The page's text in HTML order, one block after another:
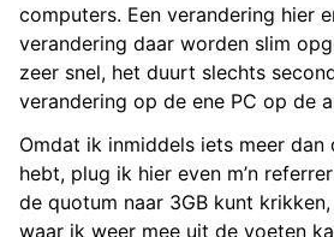
computers. Een verandering hier
verandering daar worden slim
zeer snel, het duurt slechts
verandering op de ene PC op de
Omdat ik inmiddels iets meer dan
hebt, plug ik hier even m’n
de quotum naar 3GB kunt
waar ik weer mee uit de voeten